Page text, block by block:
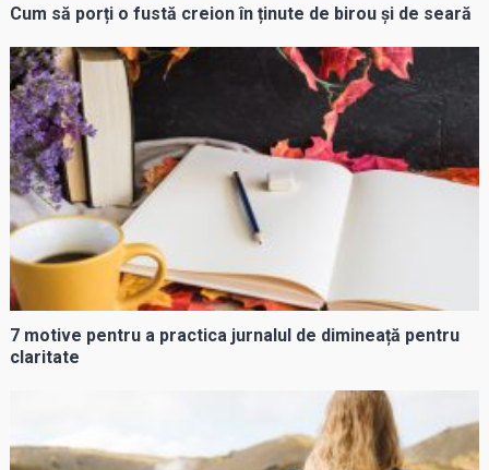
Cum să porți o fustă creion în ținute de birou și de seară
7 motive pentru a practica jurnalul de dimineață pentru
claritate